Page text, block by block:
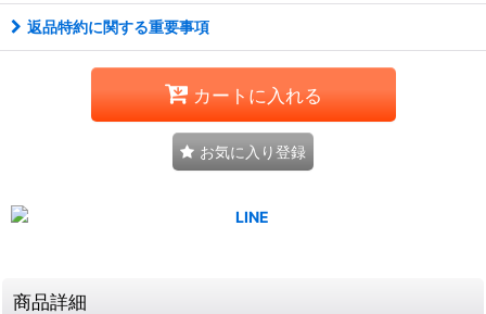
返品特約に関する重要事項
カートに入れる
お気に入り登録
商品詳細